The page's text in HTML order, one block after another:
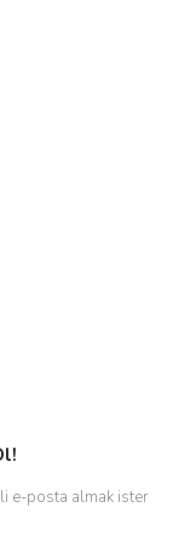
e-posta almak ister